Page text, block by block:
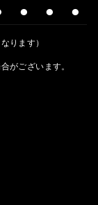
⚫︎ ⚫︎ ⚫︎
ります）
がございます。